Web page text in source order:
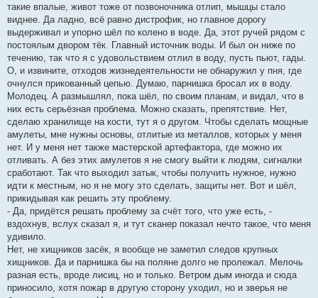
такие впалые, живот тоже от позвоночника отлип, мышцы стало
виднее. Да ладно, всё равно дистрофик, но главное дорогу
выдерживал и упорно шёл по колено в воде. Да, этот ручей рядом с
постоялым двором тёк. Главный источник воды. И был он ниже по
течению, так что я с удовольствием отлил в воду, пусть пьют, гады.
О, и извините, отходов жизнедеятельности не обнаружил у пня, где
очнулся прикованный цепью. Думаю, парнишка бросал их в воду.
Молодец. А размышлял, пока шёл, по своим планам, и видал, что в
них есть серьёзная проблема. Можно сказать, препятствие. Нет,
сделаю хранилище на кости, тут я о другом. Чтобы сделать мощные
амулеты, мне нужны основы, отлитые из металлов, которых у меня
нет. И у меня нет также мастерской артефактора, где можно их
отливать. А без этих амулетов я не смогу выйти к людям, сигналки
сработают. Так что выходил затык, чтобы получить нужное, нужно
идти к местным, но я не могу это сделать, защиты нет. Вот и шёл,
прикидывая как решить эту проблему.
- Да, придётся решать проблему за счёт того, что уже есть, -
вздохнув, вслух сказал я, и тут сканер показал нечто такое, что меня
удивило.
Нет, не хищников засёк, я вообще не заметил следов крупных
хищников. Да и парнишка бы на поляне долго не пролежал. Мелочь
разная есть, вроде лисиц, но и только. Ветром дым иногда и сюда
приносило, хотя пожар в другую сторону уходил, но и зверья не